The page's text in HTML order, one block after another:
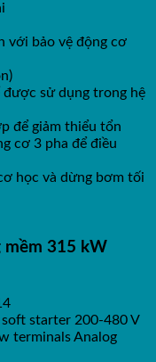
với bảo vệ động cơ
được sử dụng trong hệ
để giảm thiểu tổn
cơ 3 pha để điều
học và dừng bơm tối
mềm 315 kW
soft starter 200-480 V
terminals Analog